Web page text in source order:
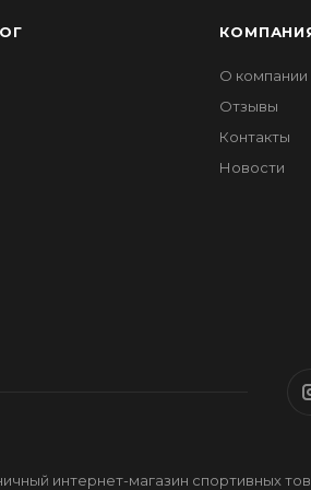
О компании
Отзывы
Контакты
Новости
интернет-магазин спортивных